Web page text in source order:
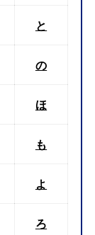
と
の
ほ
も
よ
ろ